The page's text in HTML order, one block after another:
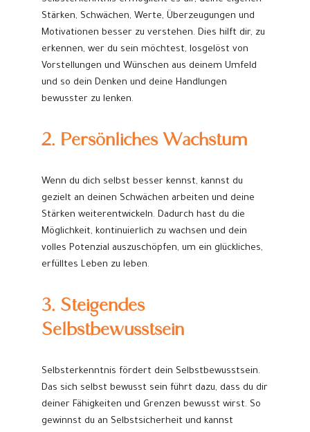
Stärken, Schwächen, Werte, Überzeugungen und
Motivationen besser zu verstehen. Dies hilft dir, zu
erkennen, wer du sein möchtest, losgelöst von
Vorstellungen und Wünschen aus deinem Umfeld
und so dein Denken und deine Handlungen
bewusster zu lenken.
2. Persönliches Wachstum
Wenn du dich selbst besser kennst, kannst du
gezielt an deinen Schwächen arbeiten und deine
Stärken weiterentwickeln. Dadurch hast du die
Möglichkeit, kontinuierlich zu wachsen und dein
volles Potenzial auszuschöpfen, um ein glückliches,
erfülltes Leben zu leben.
3. Steigendes
Selbstbewusstsein
Selbsterkenntnis fördert dein Selbstbewusstsein.
Das sich selbst bewusst sein führt dazu, dass du dir
deiner Fähigkeiten und Grenzen bewusst wirst. So
gewinnst du an Selbstsicherheit und kannst